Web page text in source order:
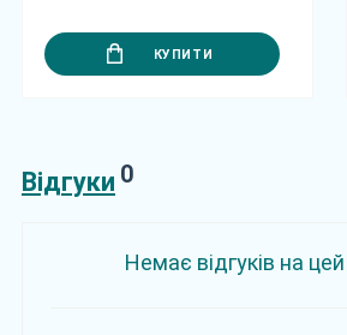
КУПИТИ
Відгуки 0
Немає відгуків на